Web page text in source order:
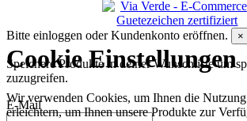
Cookie Einstellungen
Wir verwenden Cookies, um Ihnen die
erleichtern, um Ihnen unsere Produkte zur
Bitte einloggen oder Kundenkonto eröffnen. ×
Speichere Produkte in deiner Wunschliste um
zuzugreifen.
E-Mail